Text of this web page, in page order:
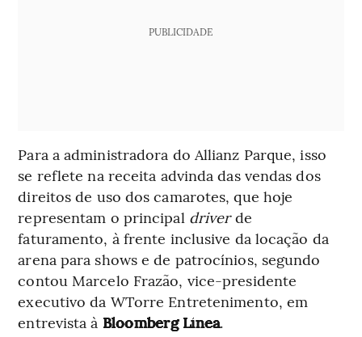
PUBLICIDADE
Para a administradora do Allianz Parque, isso
se reflete na receita advinda das vendas dos
direitos de uso dos camarotes, que hoje
representam o principal driverde
faturamento, à frente inclusive da locação da
arena para shows e de patrocínios, segundo
contou Marcelo Frazão, vice-presidente
executivo da WTorre Entretenimento, em
entrevista à Bloomberg Línea.